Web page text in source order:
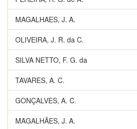
MAGALHAES, J. A.
OLIVEIRA, J. R. da C.
SILVA NETTO, F. G. da
TAVARES, A. C.
GONÇALVES, A. C.
MAGALHÃES, J. A.